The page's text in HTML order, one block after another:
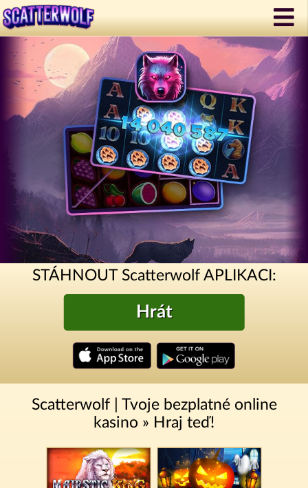
STÁHNOUT Scatterwolf APLIKACI:
Hrát
Scatterwolf | Tvoje bezplatné online
kasino » Hraj teď!